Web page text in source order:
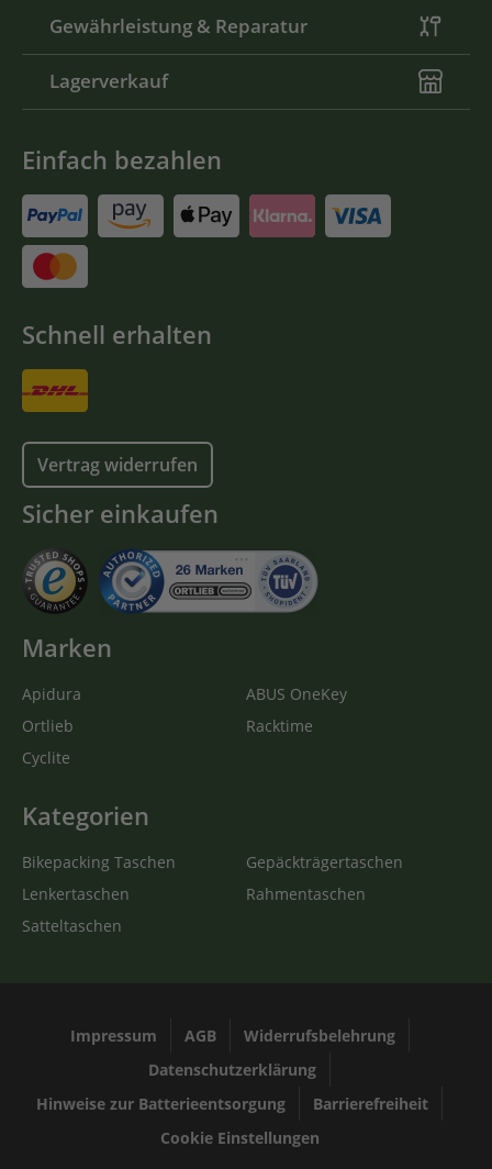
Gewährleistung & Reparatur
Lagerverkauf
Einfach bezahlen
Schnell erhalten
Vertrag widerrufen
Sicher einkaufen
Marken
Apidura
Ortlieb
Cyclite
ABUS OneKey
Racktime
Kategorien
Bikepacking Taschen
Lenkertaschen
Satteltaschen
Gepäckträgertaschen
Rahmentaschen
Impressum AGB
Widerrufsbelehrung
Datenschutzerklärung
Hinweise zur Batterieentsorgung
Barrierefreiheit
Cookie Einstellungen